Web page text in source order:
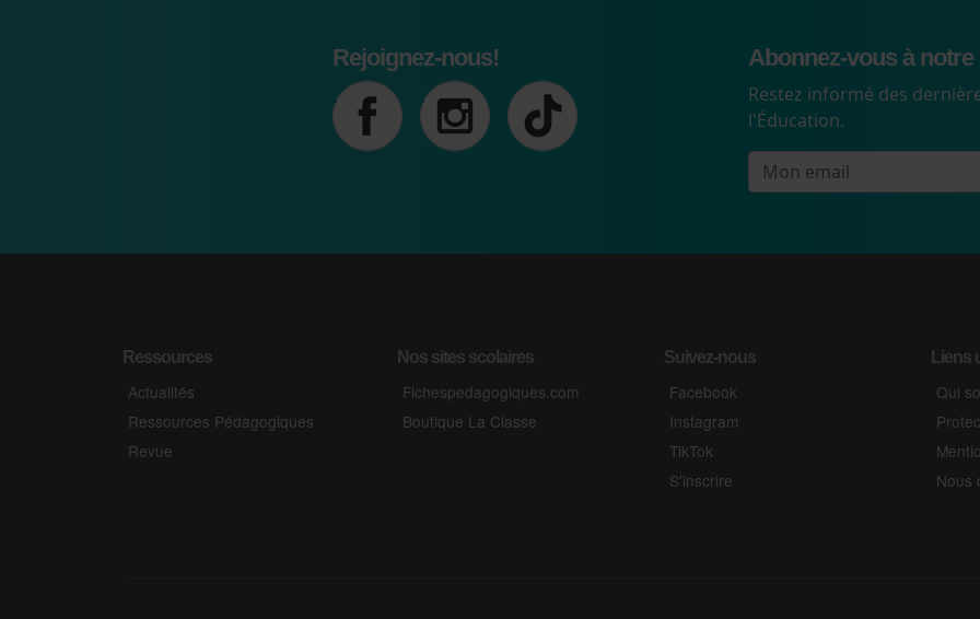
Rejoignez-nous! Abonnez-vous à
Restez informé des
l'Éducation.
Ressources
Actualités
Ressources Pédagogiques
Revue
Nos sites scolaires
Fichespedagogiques.com
Boutique La Classe
Suivez-nous
Facebook
Instagram
TikTok
S'inscrire
Liens
Qui
Nous